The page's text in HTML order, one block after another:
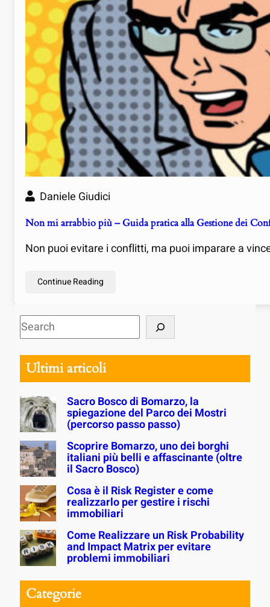
Daniele Giudici
Non mi arrabbio più – Guida pratica alla Gestione dei
Non puoi evitare i conflitti, ma puoi imparare a
Continue Reading
S
e
a
h
Ultimi articoli
Sacro Bosco di Bomarzo, la
spiegazione del Parco dei Mostri
(percorso passo passo)
Scoprire Bomarzo, uno dei borghi
italiani più belli e affascinante (oltre
il Sacro Bosco)
Cosa è il Risk Register e come
realizzarlo per gestire i rischi
immobiliari
Come Realizzare un Risk Probability
and Impact Matrix per evitare
problemi immobiliari
Categorie